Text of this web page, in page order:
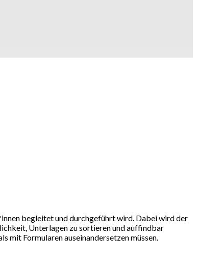
begleitet und durchgeführt wird. Dabei wird der
Unterlagen zu sortieren und auffindbar
mit Formularen auseinandersetzen müssen.